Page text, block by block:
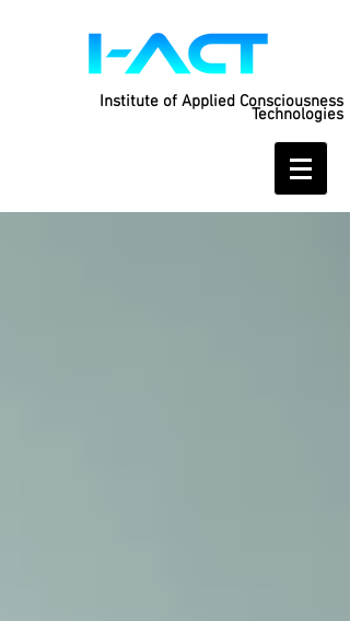
Institute of Applied Consciousness
Technologies